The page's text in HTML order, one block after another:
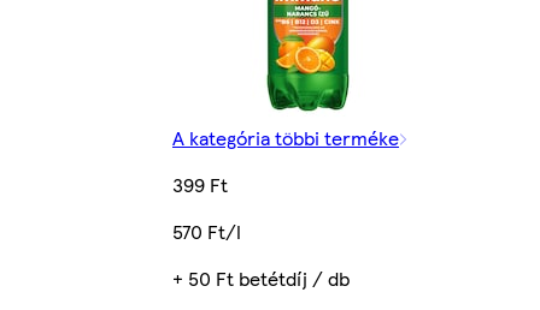
A kategória többi terméke
399 Ft
570 Ft/l
+ 50 Ft betétdíj / db